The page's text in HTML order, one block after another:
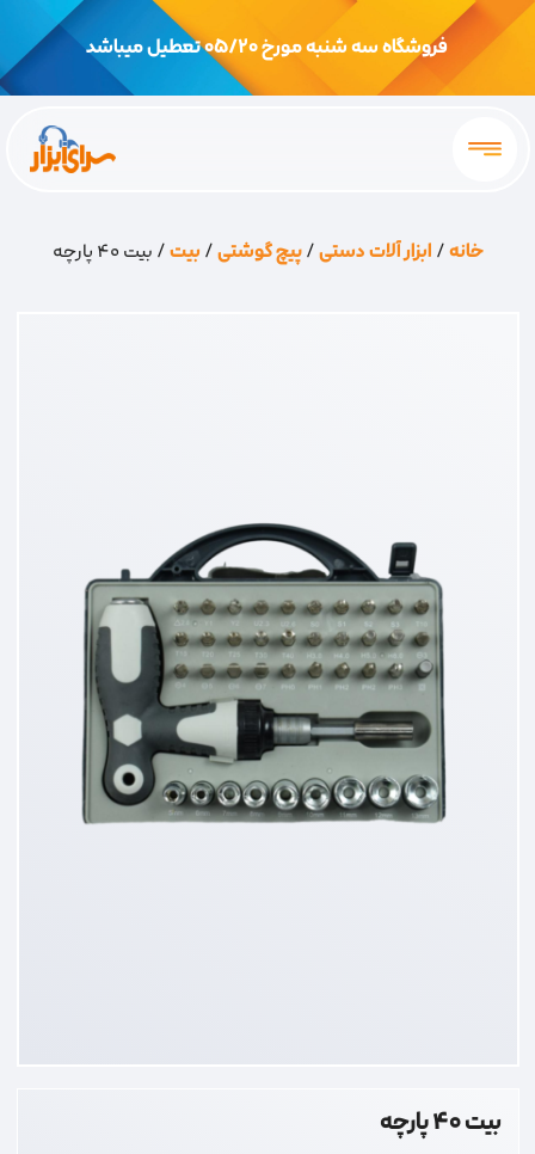
فروشگاه سه شنبه مورخ 05/20 تعطیل میباشد
خانه/ابزار آلات دستی/پیچ گوشتی/بیت/ بیت 40 پارچه
بیت 40 پارچه